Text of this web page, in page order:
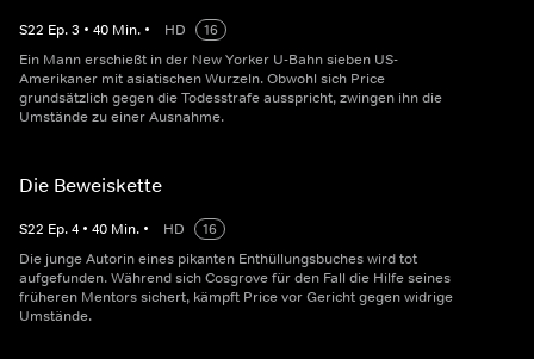
S22 Ep.3 • 40 Min. • HD
16
Ein Mann erschießt in der New Yorker U-Bahn sieben US-
Amerikaner mit asiatischen Wurzeln. Obwohl sich Price
grundsätzlich gegen die Todesstrafe ausspricht, zwingen ihn die
Umstände zu einer Ausnahme.
Die Beweiskette
S22 Ep.4 • 40 Min. • HD
16
Die junge Autorin eines pikanten Enthüllungsbuches wird tot
aufgefunden. Während sich Cosgrove für den Fall die Hilfe seines
früheren Mentors sichert, kämpft Price vor Gericht gegen widrige
Umstände.